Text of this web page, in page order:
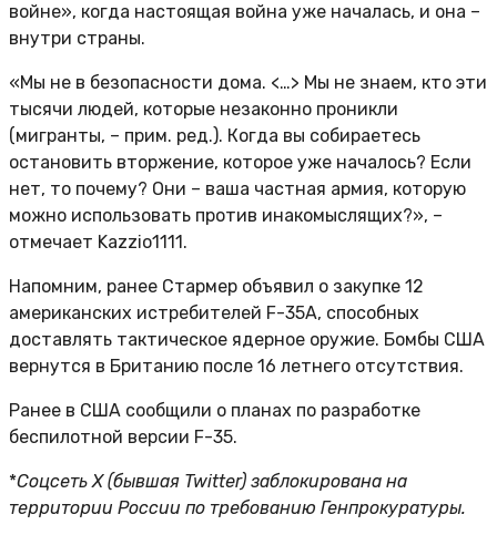
войне», когда настоящая война уже началась, и она –
внутри страны.
«Мы не в безопасности дома. <…> Мы не знаем, кто эти
тысячи людей, которые незаконно проникли
(мигранты, – прим. ред.). Когда вы собираетесь
остановить вторжение, которое уже началось? Если
нет, то почему? Они – ваша частная армия, которую
можно использовать против инакомыслящих?», –
отмечает Kazzio1111.
Напомним, ранее Стармер объявил о закупке 12
американских истребителей F-35A, способных
доставлять тактическое ядерное оружие. Бомбы США
вернутся в Британию после 16 летнего отсутствия.
Ранее в США сообщили о планах по разработке
беспилотной версии F-35.
*Соцсеть X (бывшая Twitter) заблокирована на
территории России по требованию Генпрокуратуры.